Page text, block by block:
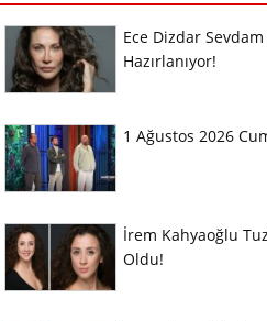
Ece Dizdar
Hazırlanıyor!
1 Ağustos 2026
İrem Kahyaoğlu
Oldu!